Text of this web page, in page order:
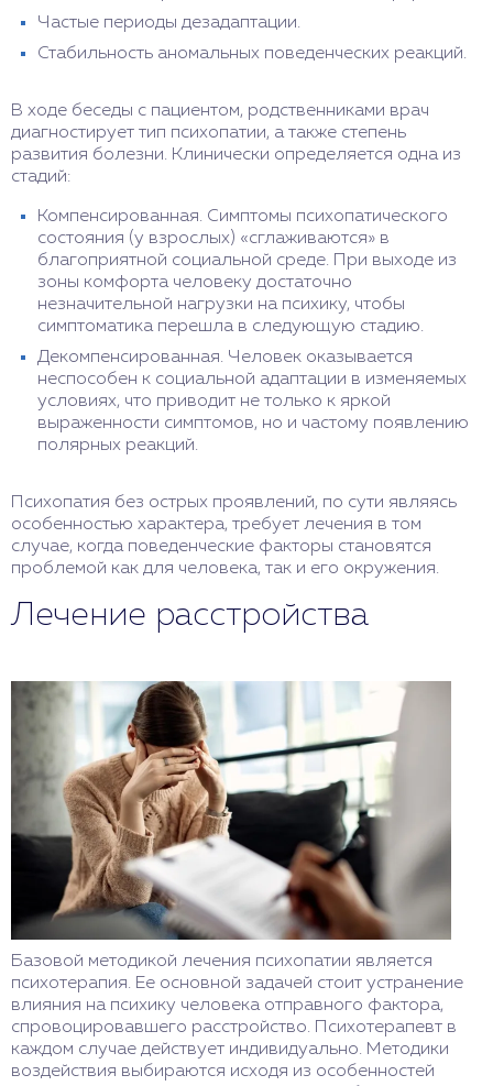
Частые периоды дезадаптации.
Стабильность аномальных поведенческих реакций.
В ходе беседы с пациентом, родственниками врач
диагностирует тип психопатии, а также степень
развития болезни. Клинически определяется одна из
стадий:
Компенсированная. Симптомы психопатического
состояния (у взрослых) «сглаживаются» в
благоприятной социальной среде. При выходе из
зоны комфорта человеку достаточно
незначительной нагрузки на психику, чтобы
симптоматика перешла в следующую стадию.
Декомпенсированная. Человек оказывается
неспособен к социальной адаптации в изменяемых
условиях, что приводит не только к яркой
выраженности симптомов, но и частому появлению
полярных реакций.
Психопатия без острых проявлений, по сути являясь
особенностью характера, требует лечения в том
случае, когда поведенческие факторы становятся
проблемой как для человека, так и его окружения.
Лечение расстройства
Базовой методикой лечения психопатии является
психотерапия. Ее основной задачей стоит устранение
влияния на психику человека отправного фактора,
спровоцировавшего расстройство. Психотерапевт в
каждом случае действует индивидуально. Методики
воздействия выбираются исходя из особенностей